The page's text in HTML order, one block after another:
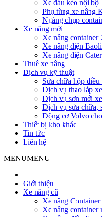
Xe đầu kéo nội bộ
Phụ tùng xe nâng
Ngáng chụp
Xe nâng mới
Xe nâng container
Xe nâng điện Baoli
Xe nâng điện
Thuê xe nâng
Dịch vụ kỹ thuật
Sửa chữa hộp
Dịch vụ tháo lắp
Dịch vụ sơn mới
Dịch vụ sửa chữa,
Động cơ Volvo
Thiết bị kho khác
Tin tức
Liên hệ
MENUMENU
Giới thiệu
Xe nâng cũ
Xe nâng Container
Xe nâng container